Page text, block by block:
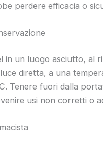
perdere efficacia o
in un luogo asciutto, al
diretta, a una
Tenere fuori dalla
usi non corretti o